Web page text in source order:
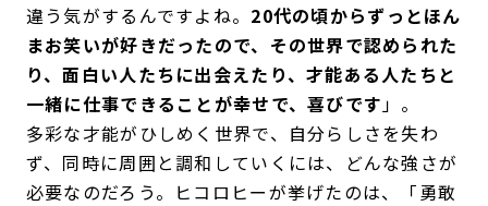
違う気がするんですよね。 20代の頃からずっとほん
まお笑いが好きだったので、その世界で認められた
り、面白い人たちに出会えたり、才能ある人たちと
一緒に仕事できることが幸せで、喜びです」。
多彩な才能がひしめく世界で、自分らしさを失わ
ず、同時に周囲と調和していくには、どんな強さが
必要なのだろう。ヒコロヒーが挙げたのは、「勇敢